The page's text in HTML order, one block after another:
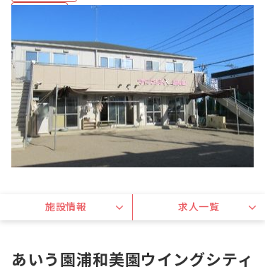
車通勤可
有給
研修充実
施設情報 求人一覧
あいう園浦和美園ウイングシティ